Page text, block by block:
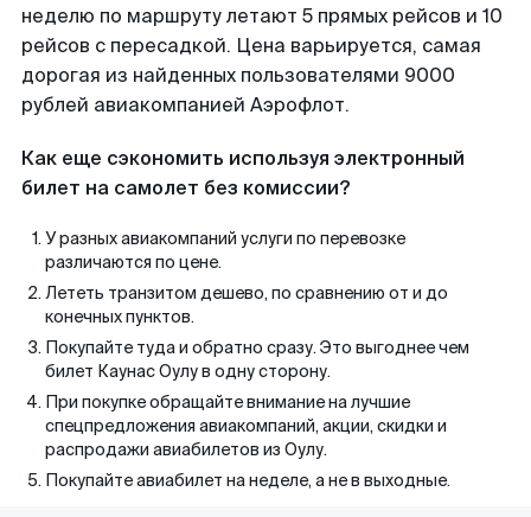
неделю по маршруту летают 5 прямых рейсов и 10
рейсов с пересадкой. Цена варьируется, самая
дорогая из найденных пользователями 9000
рублей авиакомпанией Аэрофлот.
Как еще сэкономить используя электронный
билет на самолет без комиссии?
У разных авиакомпаний услуги по перевозке
различаются по цене.
Лететь транзитом дешево, по сравнению от и до
конечных пунктов.
Покупайте туда и обратно сразу. Это выгоднее чем
билет Каунас Оулу в одну сторону.
При покупке обращайте внимание на лучшие
спецпредложения авиакомпаний, акции, скидки и
распродажи авиабилетов из Оулу.
Покупайте авиабилет на неделе, а не в выходные.